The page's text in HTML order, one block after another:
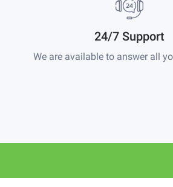
24/7 Support
We are available to answer all